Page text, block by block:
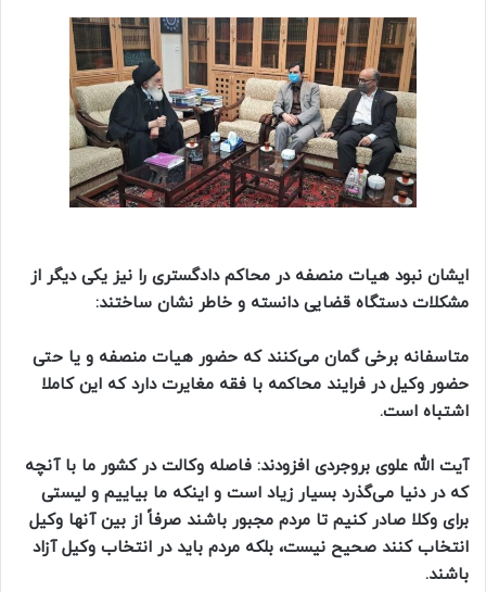
ایشان نبود هیات منصفه در محاکم دادگستری را نیز یکی دیگر از
مشکلات دستگاه قضایی دانسته و خاطر نشان ساختند:
متاسفانه برخی گمان می‌کنند که حضور هیات منصفه و یا حتی
حضور وکیل در فرایند محاکمه با فقه مغایرت دارد که این کاملا
اشتباه است.
آیت الله علوی بروجردی افزودند: فاصله وکالت در کشور ما با آنچه
که در دنیا می‌گذرد بسیار زیاد است و اینکه ما بیاییم و لیستی
برای وکلا صادر کنیم تا مردم مجبور باشند صرفاً از بین آنها وکیل
انتخاب کنند صحیح نیست، بلکه مردم باید در انتخاب وکیل آزاد
باشند.